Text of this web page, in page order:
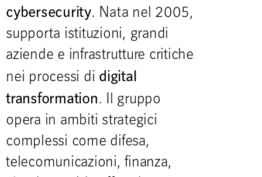
cybersecurity. Nata nel 2005,
supporta istituzioni, grandi
aziende e infrastrutture critiche
nei processi di digital
transformation. Il gruppo
opera in ambiti strategici
complessi come difesa,
telecomunicazioni, finanza,